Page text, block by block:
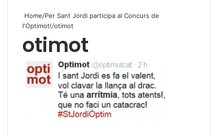
Home/Per Sant Jordi participa al Concurs de
l'Optimot!/otimot
otimot